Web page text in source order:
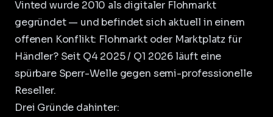
Vinted wurde 2010 als digitaler Flohmarkt
gegründet — und befindet sich aktuell in einem
offenen Konflikt: Flohmarkt oder Marktplatz für
Händler? Seit Q4 2025 / Q1 2026 läuft eine
spürbare Sperr-Welle gegen semi-professionelle
Reseller.
Drei Gründe dahinter: